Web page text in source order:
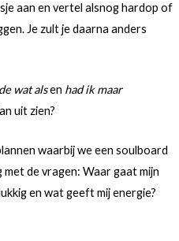
aan en vertel alsnog hardop of
Je zult je daarna anders
de wat alsen had ik maar
uit zien?
waarbij we een soulboard
met de vragen: Waar gaat mijn
en wat geeft mij energie?